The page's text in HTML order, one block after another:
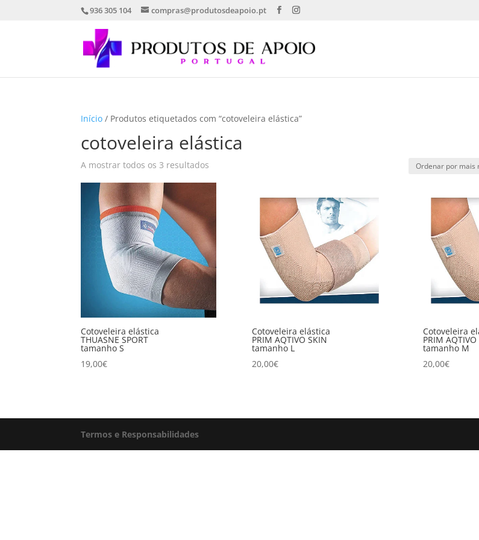
936 305 104 compras@produtosdeapoio.pt
Início / Produtos etiquetados com “cotoveleira elástica”
cotoveleira elástica
A mostrar todos os 3 resultados
Cotoveleira elástica
THUASNE SPORT
tamanho S
19,00€
Cotoveleira elástica
PRIM AQTIVO SKIN
tamanho L
20,00€
Cotoveleira
PRIM AQTIVO
tamanho M
20,00€
Termos e Responsabilidades